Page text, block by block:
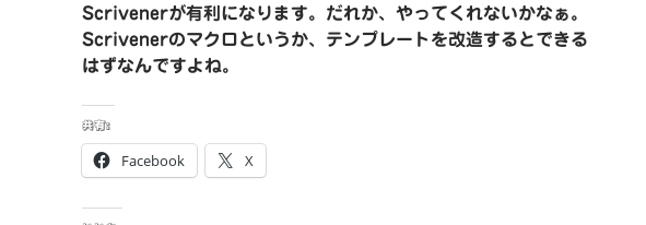
Scrivenerが有利になります。だれか、やってくれないかなぁ。
Scrivenerのマクロというか、テンプレートを改造するとできる
はずなんですよね。
共有:
Facebook X